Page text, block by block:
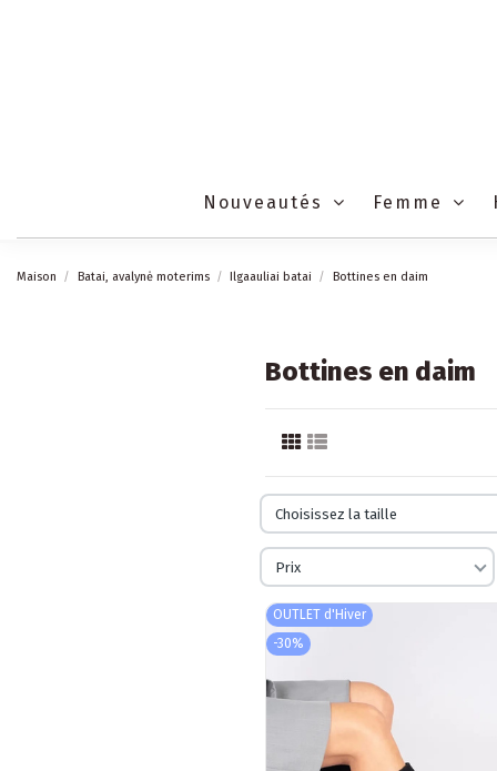
Nouveautés Femme
Maison Batai, avalynė moterims Ilgaauliai batai Bottines en daim
Bottines en daim
Choisissez la taille
Prix
OUTLET d'Hiver
-30%